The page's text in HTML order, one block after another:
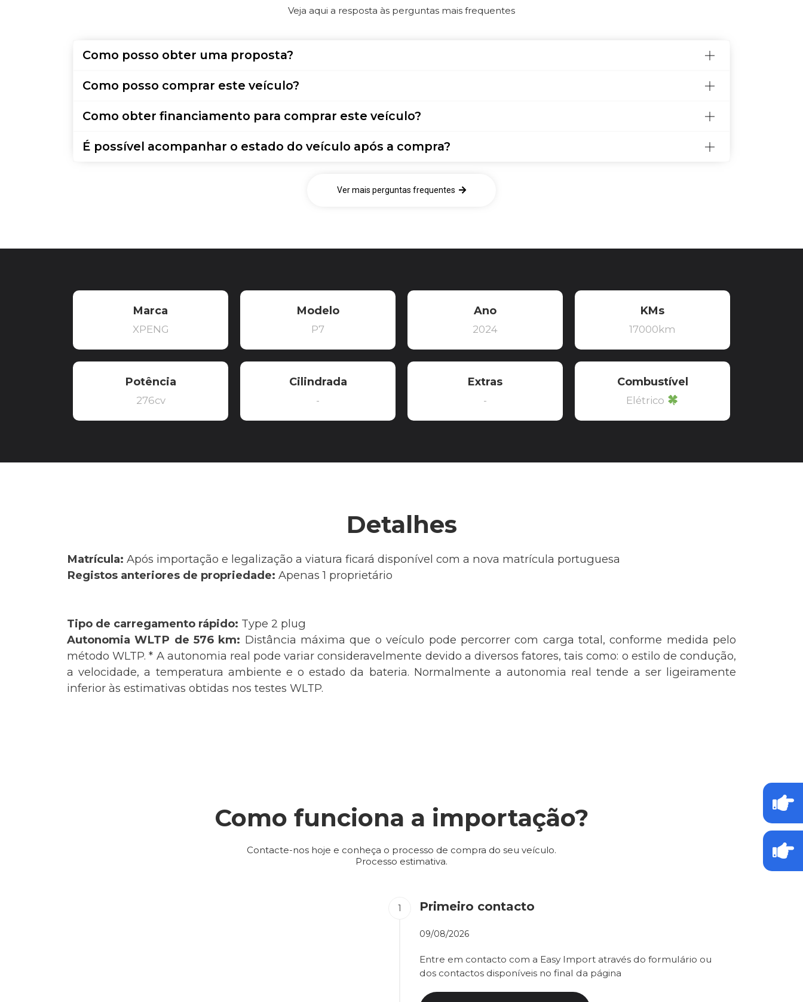
Veja aqui a resposta às perguntas mais frequentes
Como posso obter uma proposta?
Como posso comprar este veículo?
Como obter financiamento para comprar este veículo?
É possível acompanhar o estado do veículo após a compra?
Ver mais perguntas frequentes
Marca
XPENG
Modelo
P7
Ano
2024
KMs
17000km
Potência
276cv
Cilindrada
-
Extras
-
Combustível
Elétrico
Detalhes
Matrícula: Após importação e legalização a viatura ficará disponível com a nova matrícula portuguesa
Registos anteriores de propriedade: Apenas 1 proprietário
Tipo de carregamento rápido: Type 2 plug
Autonomia WLTP de 576 km: Distância máxima que o veículo pode percorrer com carga total, conforme medida pelo
método WLTP. * A autonomia real pode variar consideravelmente devido a diversos fatores, tais como: o estilo de condução,
a velocidade, a temperatura ambiente e o estado da bateria. Normalmente a autonomia real tende a ser ligeiramente
inferior às estimativas obtidas nos testes WLTP.
Como funciona a importação?
Contacte-nos hoje e conheça o processo de compra do seu veículo.
Processo estimativa.
Primeiro contacto
09/08/2026
Entre em contacto com a Easy Import através do formulário ou
dos contactos disponíveis no final da página